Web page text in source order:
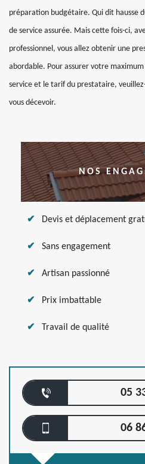
préparation budgétaire. Qui dit hausse
de service assurée. Mais cette fois-ci,
professionnel, vous allez obtenir une
abordable. Pour assurer votre
service et le tarif du prestataire,
vous décevoir.
NOS
Devis et déplacement
Sans engagement
Artisan passionné
Prix imbattable
Travail de qualité
05
06